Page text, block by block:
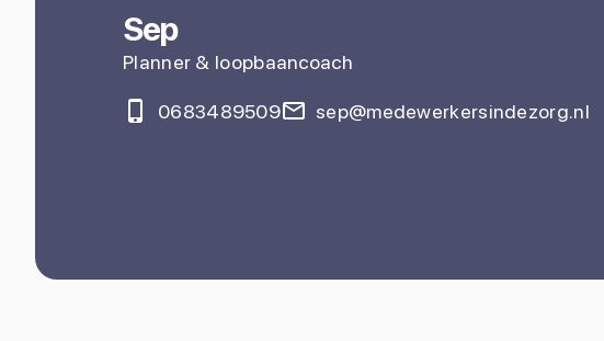
Sep
Planner & loopbaancoach
0683489509 sep@medewerkersindezorg.nl